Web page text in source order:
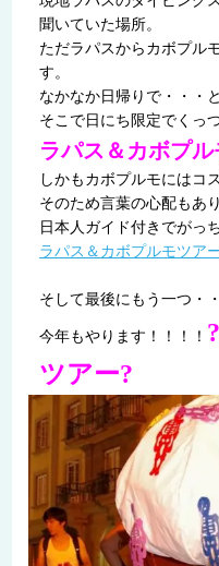
聞いていた場所。
ただラパスからカボプル
す。
なかなか日帰りで・・・
そこで日にち限定でくっ
ラパス＆カボプル
しかもカボプルモにはコ
そのため言葉の心配もあ
日本人ガイド付きでがっ
ラパス＆カボプルモツア
そして最後にもう一つ・
今年もやります！！！！
ツアー?